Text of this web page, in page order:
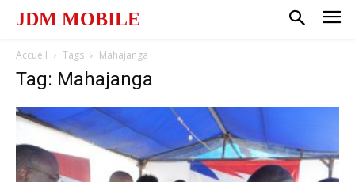
JDM MOBILE
Accueil Tags Mahajanga
Tag: Mahajanga